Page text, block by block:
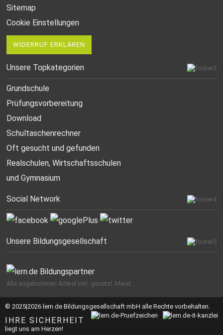
Sitemap
Cookie Einstellungen
WIDERRUF ERKLÄREN
Unsere Topkategorien
Grundschule
Prüfungsvorbereitung
Download
Schultaschenrechner
Oft gesucht und gefunden
Realschulen,Wirtschaftsschulen
und Gymnasium
Social Network
Unsere Bildungsgesellschaft
Alle angebotenen Artikel inkl. gesetzl. Mwst..
© 2025|2026 lern.de Bildungsgesellschaft mbH alle Rechte vorbehalten.
IHRE SICHERHEIT
liegt uns am Herzen!